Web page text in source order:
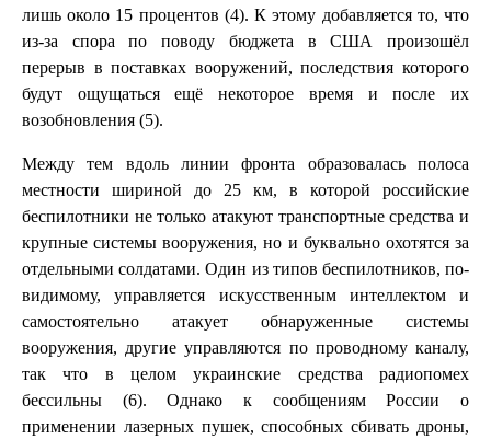
лишь около 15 процентов (4). К этому добавляется то, что
из-за спора по поводу бюджета в США произошёл
перерыв в поставках вооружений, последствия которого
будут ощущаться ещё некоторое время и после их
возобновления (5).
Между тем вдоль линии фронта образовалась полоса
местности шириной до 25 км, в которой российские
беспилотники не только атакуют транспортные средства и
крупные системы вооружения, но и буквально охотятся за
отдельными солдатами. Один из типов беспилотников, по-
видимому, управляется искусственным интеллектом и
самостоятельно атакует обнаруженные системы
вооружения, другие управляются по проводному каналу,
так что в целом украинские средства радиопомех
бессильны (6). Однако к сообщениям России о
применении лазерных пушек, способных сбивать дроны,